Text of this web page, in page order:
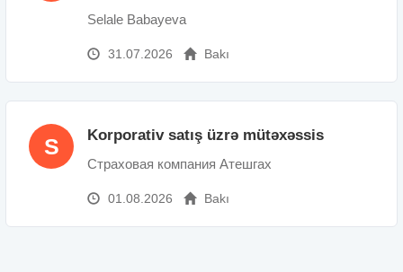
Selale Babayeva
31.07.2026 Bakı
S Korporativ satış üzrə mütəxəssis
Страховая компания Атешгах
01.08.2026 Bakı